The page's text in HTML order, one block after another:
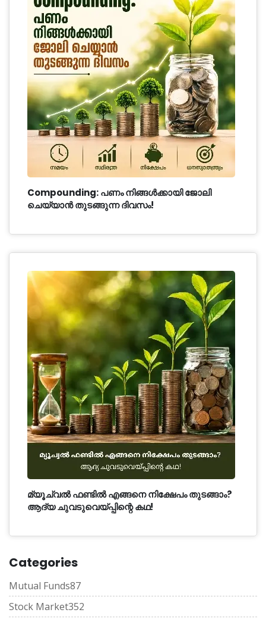
Compounding: പണം നിങ്ങൾക്കായി ജോലി
ചെയ്യാൻ തുടങ്ങുന്ന ദിവസം!
മ്യൂച്വൽ ഫണ്ടിൽ എങ്ങനെ നിക്ഷേപം തുടങ്ങാം?
ആദ്യ ചുവടുവെയ്പ്പിന്റെ കഥ!
Categories
Mutual Funds87
Stock Market352